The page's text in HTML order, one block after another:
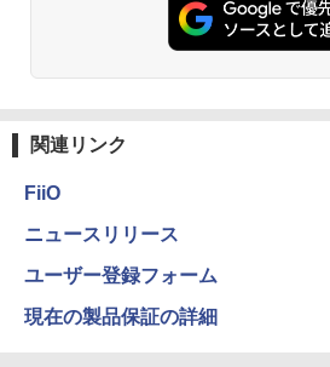
関連リンク
FiiO
ニュースリリース
ユーザー登録フォーム
現在の製品保証の詳細